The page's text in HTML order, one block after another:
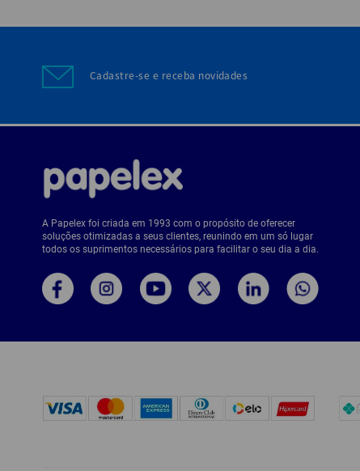
Cadastre-se e receba novidades
A Papelex foi criada em 1993 com o propósito de oferecer
soluções otimizadas a seus clientes, reunindo em um só lugar
todos os suprimentos necessários para facilitar o seu dia a dia.